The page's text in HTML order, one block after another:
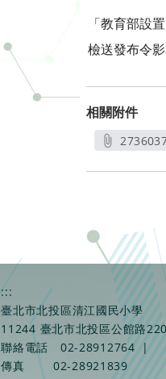
「教育部設
檢送發布令
相關附件
:::
臺北市北投區清江國民小學
11244 臺北市北投區公館路
聯絡電話
02-28912764 |
傳真
02-28921839